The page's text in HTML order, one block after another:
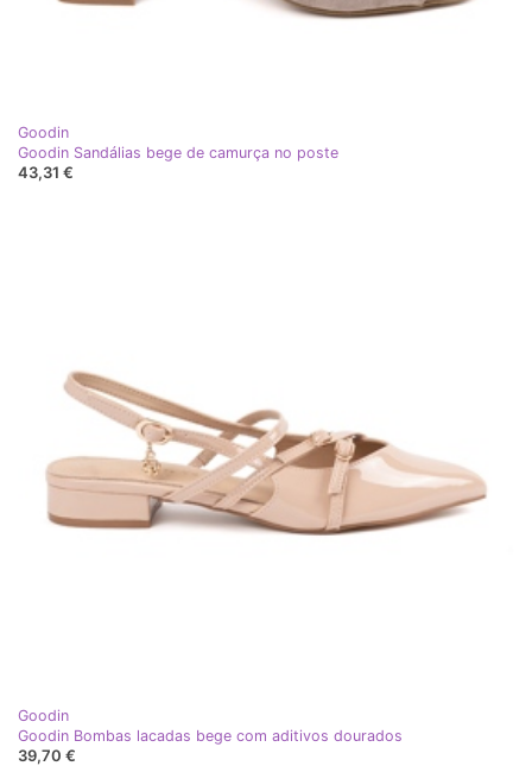
Goodin
Goodin Sandálias bege de camurça no poste
43,31 €
Goodin
Goodin Bombas lacadas bege com aditivos dourados
39,70 €